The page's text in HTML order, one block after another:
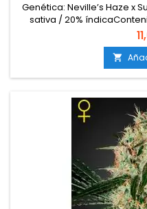
Genética: Neville’s Haze x
sativa / 20%
floración: 10-13
interior: 700-800 g/
g/plantaAltura: 120-160
exteriorAromas y
